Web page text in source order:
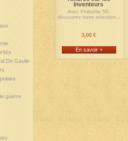
Inventeurs
Avec Philatélie 50,
découvrez notre sélection...
3,00 €
En savoir +
De Gaulle
guerre